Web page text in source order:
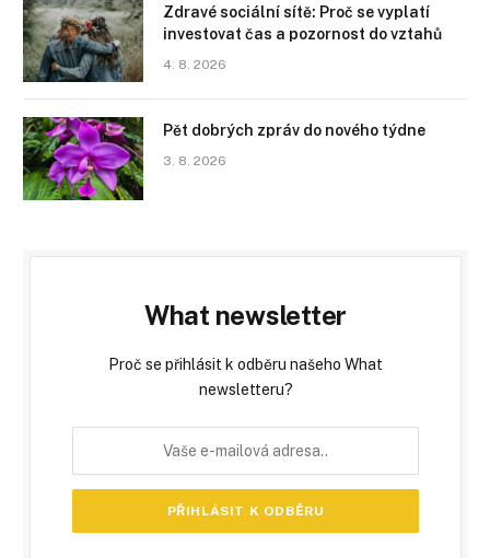
Zdravé sociální sítě: Proč se vyplatí
investovat čas a pozornost do vztahů
4. 8. 2026
Pět dobrých zpráv do nového týdne
3. 8. 2026
What newsletter
Proč se přihlásit k odběru našeho What
newsletteru?